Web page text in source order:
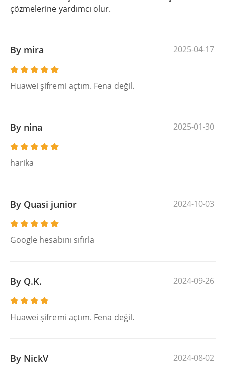
çözmelerine yardımcı olur.
By mira 2025-04-17
Huawei şifremi açtım. Fena değil.
By nina 2025-01-30
harika
By Quasi junior 2024-10-03
Google hesabını sıfırla
By Q.K. 2024-09-26
Huawei şifremi açtım. Fena değil.
By NickV 2024-08-02